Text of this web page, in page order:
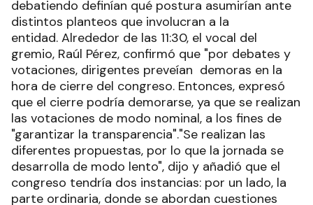
debatiendo definían qué postura asumirían ante
distintos planteos que involucran a la
entidad. Alrededor de las 11:30, el vocal del
gremio, Raúl Pérez, confirmó que "por debates y
votaciones, dirigentes preveían demoras en la
hora de cierre del congreso. Entonces, expresó
que el cierre podría demorarse, ya que se realizan
las votaciones de modo nominal, a los fines de
"garantizar la transparencia"."Se realizan las
diferentes propuestas, por lo que la jornada se
desarrolla de modo lento", dijo y añadió que el
congreso tendría dos instancias: por un lado, la
parte ordinaria, donde se abordan cuestiones